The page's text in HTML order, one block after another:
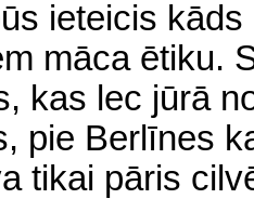
ieteicis
māca ētiku.
kas lec jūrā
pie Berlīnes
tikai pāris